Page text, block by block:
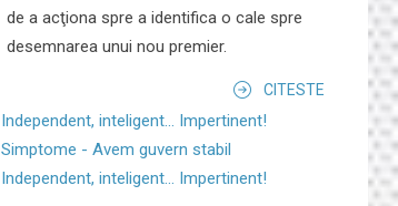
de a acţiona spre a identifica o cale spre
desemnarea unui nou premier.
CITESTE
Independent, inteligent... Impertinent!
Simptome - Avem guvern stabil
Independent, inteligent... Impertinent!